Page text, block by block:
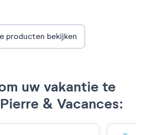
producten bekijken
uw vakantie te
& Vacances: